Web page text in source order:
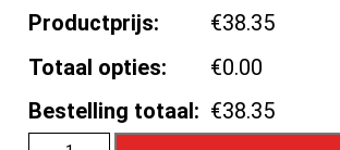
Productprijs:
€38.35
Totaal opties:
€0.00
Bestelling totaal: €38.35